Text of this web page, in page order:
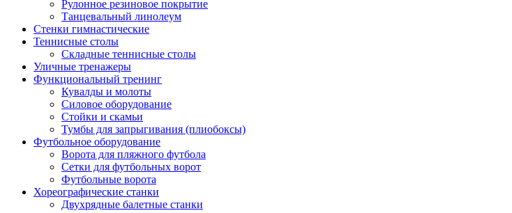
Рулонное резиновое покрытие
Танцевальный линолеум
Стенки гимнастические
Теннисные столы
Складные теннисные столы
Уличные тренажеры
Функциональный тренинг
Кувалды и молоты
Силовое оборудование
Стойки и скамьи
Тумбы для запрыгивания (плиобоксы)
Футбольное оборудование
Ворота для пляжного футбола
Сетки для футбольных ворот
Футбольные ворота
Хореографические станки
Двухрядные балетные станки